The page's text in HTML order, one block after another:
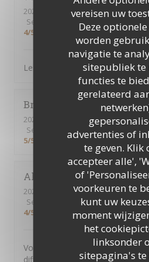
vereisen uw
Deze
worden
navigatie te
sitepubliek te
functies te
gerelateerd
advertenties of
te geven. Klik
accepteer alle',
of
voorkeuren te
kunt uw
moment
het
linksonder
sitepagina's te
2026-07-19
- 12:30 - Gasten 4
Service
Atmosfeer 5/5
4/5
Les ris de veau.excellents !! La
Brigitte
2026-07-03
- 20:30 - Gasten 2
Service
Atmosfeer:
5/5
Alain
2026-06-20
- 19:45 - Gasten 3
Service
Atmosfeer:4 /5
4/5
Vous venez au retaurant pour y
différents de ceux que vous